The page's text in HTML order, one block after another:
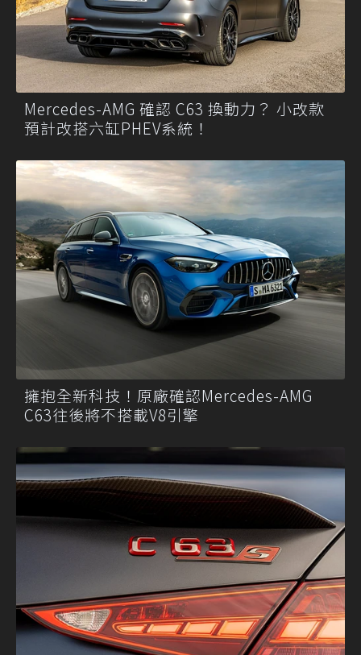
Mercedes-AMG 確認 C63 換動力？ 小改款
預計改搭六缸PHEV系統！
擁抱全新科技！原廠確認Mercedes-AMG
C63往後將不搭載V8引擎